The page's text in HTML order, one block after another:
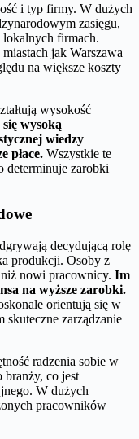
i typ firmy. W dużych
zasięgu,
lokalnych firmach.
jak Warszawa
na większe koszty
wysokość
wysoką
wiedzy
płace. Wszystkie te
determinuje zarobki
decydującą rolę
produkcji. Osoby z
nowi pracownicy. Im
na wyższe zarobki.
orientują się w
zarządzanie
radzenia sobie w
branży, co jest
W dużych
pracowników